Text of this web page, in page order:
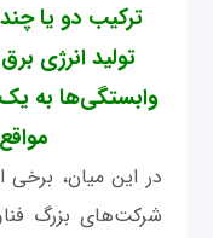
ترکیب دو یا
تولید انرژی
وابستگی‌ها به
در این میان، برخی
شرکت‌های بزرگ